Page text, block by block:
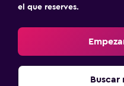
el que reserves.
Buscar